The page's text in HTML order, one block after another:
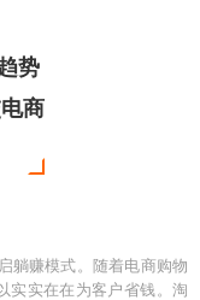
势
商
躺赚模式。随着电商购物
实实在在为客户省钱。淘